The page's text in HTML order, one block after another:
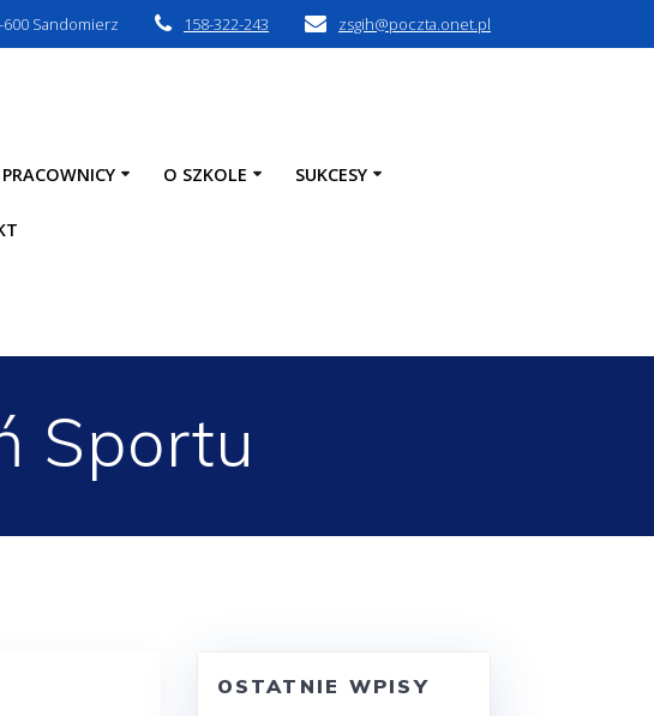
600 Sandomierz 158-322-243 zsgih@poczta.onet.pl
PRACOWNICY O SZKOLE SUKCESY
Sportu
OSTATNIE WPISY